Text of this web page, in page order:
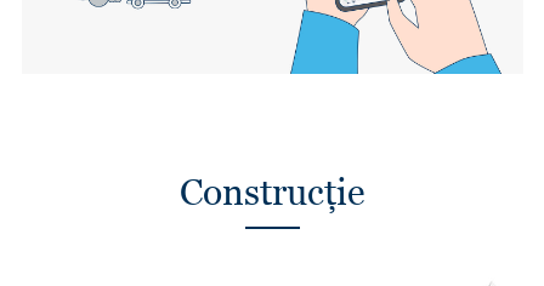
Construcție